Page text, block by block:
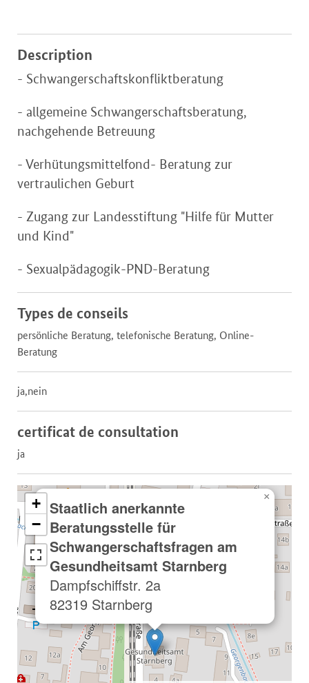
Description
- Schwangerschaftskonfliktberatung
- allgemeine Schwangerschaftsberatung,
nachgehende Betreuung
- Verhütungsmittelfond- Beratung zur
vertraulichen Geburt
- Zugang zur Landesstiftung "Hilfe für Mutter
und Kind"
- Sexualpädagogik-PND-Beratung
Types de conseils
persönliche Beratung, telefonische Beratung, Online-
Beratung
ja,nein
certificat de consultation
ja
Staatlich anerkannte
Beratungsstelle für
Schwangerschaftsfragen am
Gesundheitsamt Starnberg
Dampfschiffstr. 2a
82319 Starnberg
×
+
−